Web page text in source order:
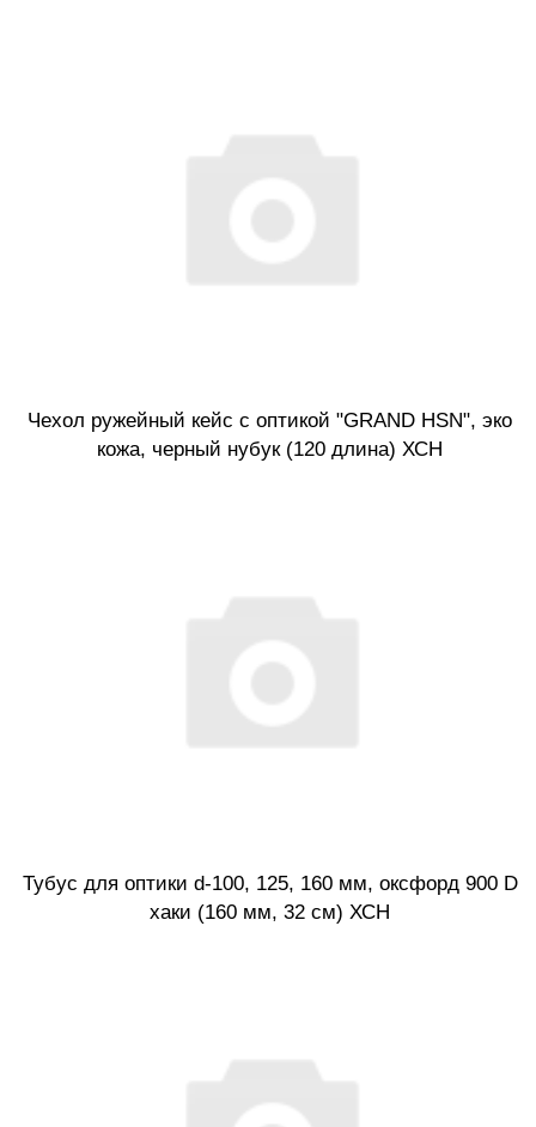
Чехол ружейный кейс с оптикой "GRAND HSN", эко
кожа, черный нубук (120 длина) ХСН
Тубус для оптики d-100, 125, 160 мм, оксфорд 900 D
хаки (160 мм, 32 см) ХСН